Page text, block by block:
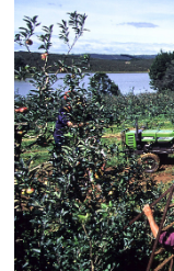
Título do projeto
Códigos
Protegido
Título do
Tamanho P
Tamanho M
Tamanho G